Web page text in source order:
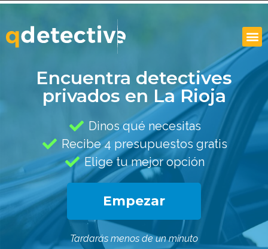
Encuentra detectives
privados en La Rioja
Dinos qué necesitas
Recibe 4 presupuestos gratis
Elige tu mejor opción
Empezar
Tardarás menos de un minuto